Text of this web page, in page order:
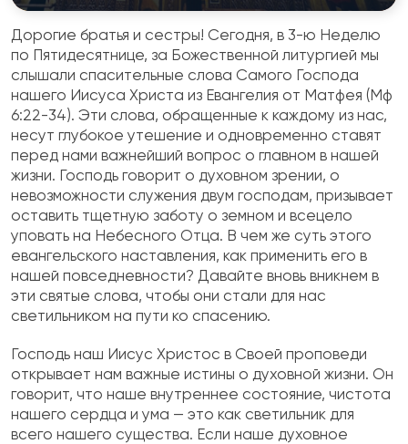
Дорогие братья и сестры! Сегодня, в 3-ю Неделю
по Пятидесятнице, за Божественной литургией мы
слышали спасительные слова Самого Господа
нашего Иисуса Христа из Евангелия от Матфея (Мф
6:22-34). Эти слова, обращенные к каждому из нас,
несут глубокое утешение и одновременно ставят
перед нами важнейший вопрос о главном в нашей
жизни. Господь говорит о духовном зрении, о
невозможности служения двум господам, призывает
оставить тщетную заботу о земном и всецело
уповать на Небесного Отца. В чем же суть этого
евангельского наставления, как применить его в
нашей повседневности? Давайте вновь вникнем в
эти святые слова, чтобы они стали для нас
светильником на пути ко спасению.
Господь наш Иисус Христос в Своей проповеди
открывает нам важные истины о духовной жизни. Он
говорит, что наше внутреннее состояние, чистота
нашего сердца и ума — это как светильник для
всего нашего существа. Если наше духовное